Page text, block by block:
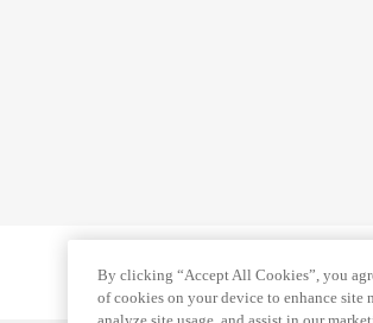
By clicking “Accept All Cookies”, you
of cookies on your device to enhance site